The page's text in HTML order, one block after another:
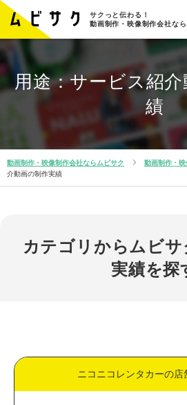
サクっと伝わる！
動画制作・映像制作会社な
用途：サービス紹
績
動画制作・映像制作会社ならムビサク 動画制作・
介動画の制作実績
カテゴリからムビ
実績を探
ニコニコレンタカーの店